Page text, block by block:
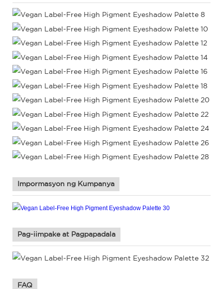
Impormasyon ng Kumpanya
Pag-iimpake at Pagpapadala
FAQ